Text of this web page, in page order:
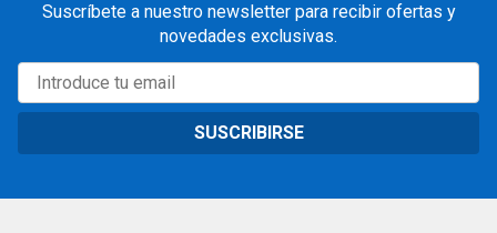
Suscríbete a nuestro newsletter para recibir ofertas y
novedades exclusivas.
SUSCRIBIRSE